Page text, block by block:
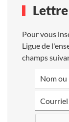
Pour vous
Ligue de
champs